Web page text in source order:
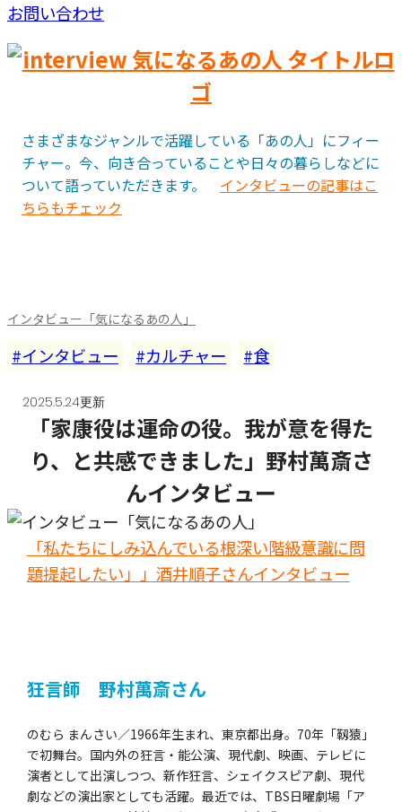
お問い合わせ
さまざまなジャンルで活躍している「あの人」にフィー
チャー。今、向き合っていることや日々の暮らしなどに
ついて語っていただきます。 インタビューの記事はこ
ちらもチェック
インタビュー「気になるあの人」
インタビュー カルチャー 食
2025.5.24更新
「家康役は運命の役。我が意を得た
り、と共感できました」野村萬斎さ
んインタビュー
「私たちにしみ込んでいる根深い階級意識に問
題提起したい」」酒井順子さんインタビュー
狂言師 野村萬斎さん
のむら まんさい／1966年生まれ、東京都出身。70年「靱猿」
で初舞台。国内外の狂言・能公演、現代劇、映画、テレビに
演者として出演しつつ、新作狂言、シェイクスピア劇、現代
劇などの演出家としても活躍。最近では、TBS日曜劇場「ア